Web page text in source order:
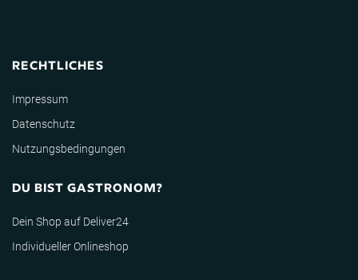
RECHTLICHES
Impressum
Datenschutz
Nutzungsbedingungen
DU BIST GASTRONOM?
Dein Shop auf Deliver24
Individueller Onlineshop